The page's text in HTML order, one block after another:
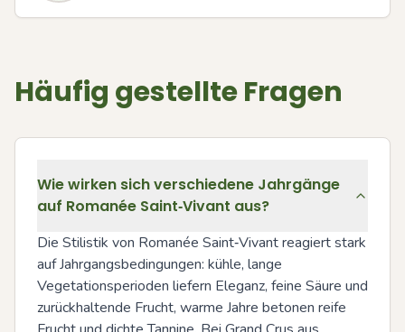
Häufig gestellte Fragen
Wie wirken sich verschiedene Jahrgänge
auf Romanée Saint‑Vivant aus?
Die Stilistik von Romanée Saint‑Vivant reagiert stark
auf Jahrgangsbedingungen: kühle, lange
Vegetationsperioden liefern Eleganz, feine Säure und
zurückhaltende Frucht, warme Jahre betonen reife